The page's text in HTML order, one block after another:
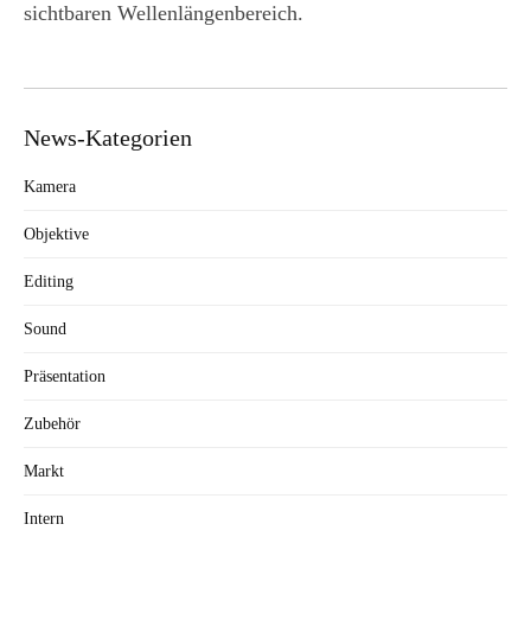
sichtbaren Wellenlängenbereich.
News-Kategorien
Kamera
Objektive
Editing
Sound
Präsentation
Zubehör
Markt
Intern